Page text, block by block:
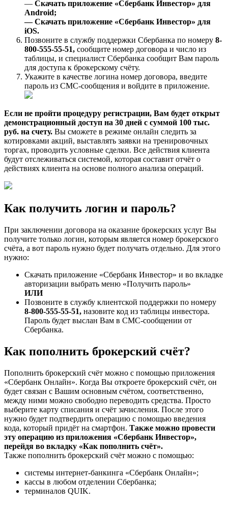
— Скачать приложение «Сбербанк Инвестор» для
Android;
— Скачать приложение «Сбербанк Инвестор» для
iOS.
Позвоните в службу поддержки Сбербанка по номеру 8-
800-555-55-51, сообщите номер договора и число из
таблицы, и специалист Сбербанка сообщит Вам пароль
для доступа к брокерскому счёту.
Укажите в качестве логина номер договора, введите
пароль из СМС-сообщения и войдите в приложение.
Если не пройти процедуру регистрации, Вам будет открыт
демонстрационный доступ на 30 дней с суммой 100 тыс.
руб. на счету. Вы сможете в режиме онлайн следить за
котировками акций, выставлять заявки на тренировочных
торгах, проводить условные сделки. Все действия клиента
будут отслеживаться системой, которая составит отчёт о
действиях клиента на основе полного анализа операций.
Как получить логин и пароль?
При заключении договора на оказание брокерских услуг Вы
получите только логин, которым является номер брокерского
счёта, а вот пароль нужно будет получать отдельно. Для этого
нужно:
Скачать приложение «Сбербанк Инвестор» и во вкладке
авторизации выбрать меню «Получить пароль»
ИЛИ
Позвоните в службу клиентской поддержки по номеру
8-800-555-55-51, назовите код из таблицы инвестора.
Пароль будет выслан Вам в СМС-сообщении от
Сбербанка.
Как пополнить брокерский счёт?
Пополнить брокерский счёт можно с помощью приложения
«Сбербанк Онлайн». Когда Вы откроете брокерский счёт, он
будет связан с Вашим основным счётом, соответственно,
между ними можно свободно переводить средства. Просто
выберите карту списания и счёт зачисления. После этого
нужно будет подтвердить операцию с помощью введения
кода, который придёт на смартфон. Также можно провести
эту операцию из приложения «Сбербанк Инвестор»,
перейдя во вкладку «Как пополнить счёт».
Также пополнить брокерский счёт можно с помощью:
системы интернет-банкинга «Сбербанк Онлайн»;
кассы в любом отделении Сбербанка;
терминалов QUIK.